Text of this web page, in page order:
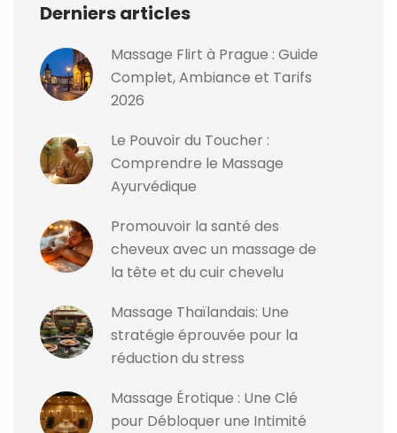
Derniers articles
Massage Flirt à Prague : Guide
Complet, Ambiance et Tarifs
2026
Le Pouvoir du Toucher :
Comprendre le Massage
Ayurvédique
Promouvoir la santé des
cheveux avec un massage de
la tête et du cuir chevelu
Massage Thaïlandais: Une
stratégie éprouvée pour la
réduction du stress
Massage Érotique : Une Clé
pour Débloquer une Intimité